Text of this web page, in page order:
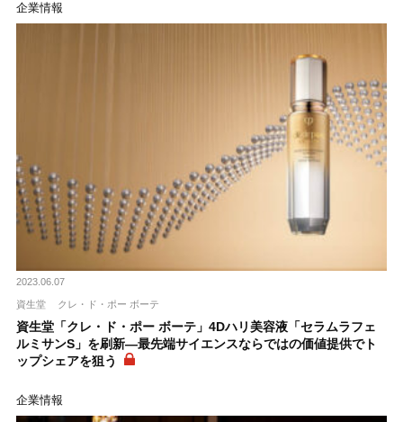
企業情報
2023.06.07
資生堂 クレ・ド・ポー ボーテ
資生堂「クレ・ド・ポー ボーテ」4Dハリ美容液「セラムラフェ
ルミサンS」を刷新―最先端サイエンスならではの価値提供でト
ップシェアを狙う
企業情報